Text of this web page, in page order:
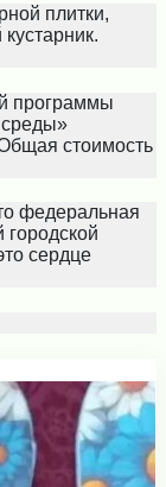
плитки,
программы
стоимость
федеральная
сердце